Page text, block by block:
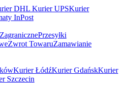
DHL Kurier UPSKurier
InPost
Przesyłki
Zwrot TowaruZamawianie
Kurier ŁódźKurier GdańskKurier
Szczecin